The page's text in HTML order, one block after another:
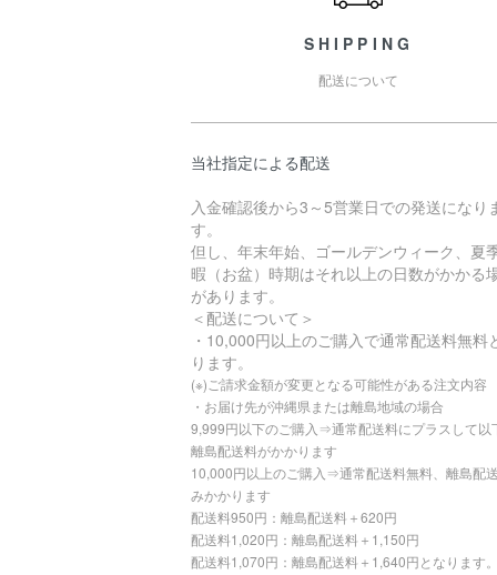
SHIPPING
配送について
当社指定による配送
入金確認後から3～5営業日での発送になり
す。
但し、年末年始、ゴールデンウィーク、夏
暇（お盆）時期はそれ以上の日数がかかる
があります。
＜配送について＞
・10,000円以上のご購入で通常配送料無料
ります。
(※)ご請求金額が変更となる可能性がある注文内容
・お届け先が沖縄県または離島地域の場合
9,999円以下のご購入⇒通常配送料にプラスして以
離島配送料がかかります
10,000円以上のご購入⇒通常配送料無料、離島配
みかかります
配送料950円：離島配送料＋620円
配送料1,020円：離島配送料＋1,150円
配送料1,070円：離島配送料＋1,640円となります。